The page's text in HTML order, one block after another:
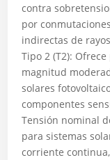
contra
por
indirectas de
Tipo 2 (T2):
magnitud
solares
componentes
Tensión nominal
para sistemas
corriente